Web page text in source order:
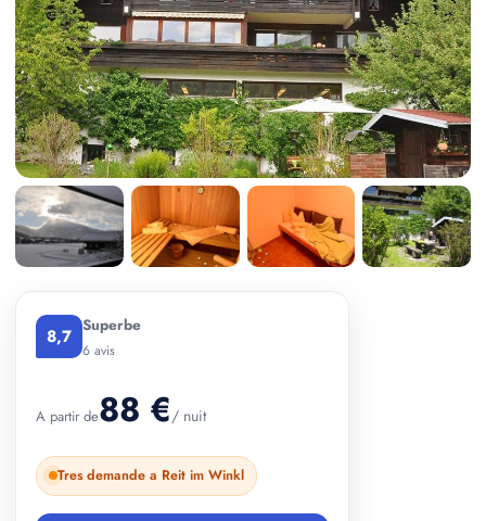
8,7 Superbe
6 avis
A partir de88 €/ nuit
Tres demande a Reit im Winkl